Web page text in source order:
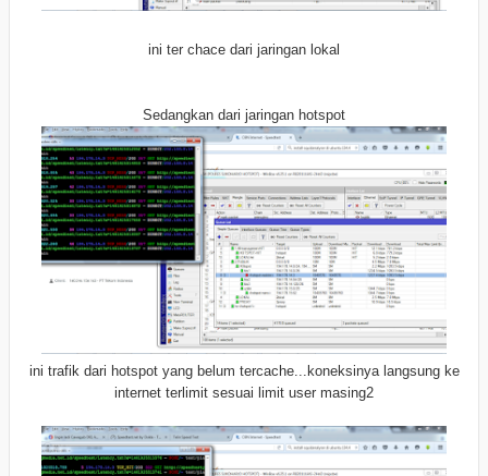
ini ter chace dari jaringan lokal
Sedangkan dari jaringan hotspot
ini trafik dari hotspot yang belum tercache...koneksinya langsung ke
internet terlimit sesuai limit user masing2